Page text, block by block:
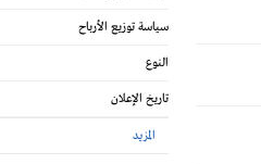
سياسة توزيع الأرباح
النوع
تاريخ الإعلان
المزيد